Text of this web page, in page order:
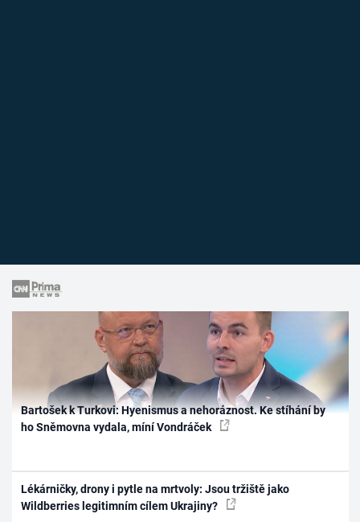
Bartošek k Turkovi: Hyenismus a nehoráznost. Ke stíhání by
ho Sněmovna vydala, míní Vondráček
Lékárničky, drony i pytle na mrtvoly: Jsou tržiště jako
Wildberries legitimním cílem Ukrajiny?